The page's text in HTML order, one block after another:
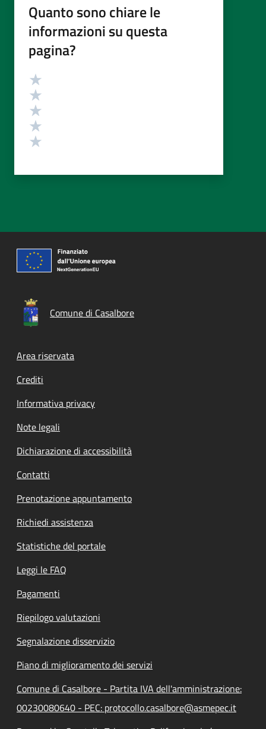
Quanto sono chiare le
informazioni su questa
pagina?
Valutazione
Comune di Casalbore
Footer menu
Area riservata
Crediti
Informativa privacy
Note legali
Dichiarazione di accessibilità
Contatti
Prenotazione appuntamento
Richiedi assistenza
Statistiche del portale
Leggi le FAQ
Pagamenti
Riepilogo valutazioni
Segnalazione disservizio
Piano di miglioramento dei servizi
Comune di Casalbore - Partita IVA dell'amministrazione:
00230080640 - PEC: protocollo.casalbore@asmepec.it